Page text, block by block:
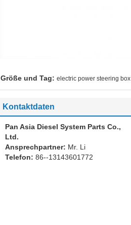
Größe und Tag: electric power steering box
Kontaktdaten
Pan Asia Diesel System Parts Co.,
Ltd.
Ansprechpartner: Mr. Li
Telefon: 86--13143601772